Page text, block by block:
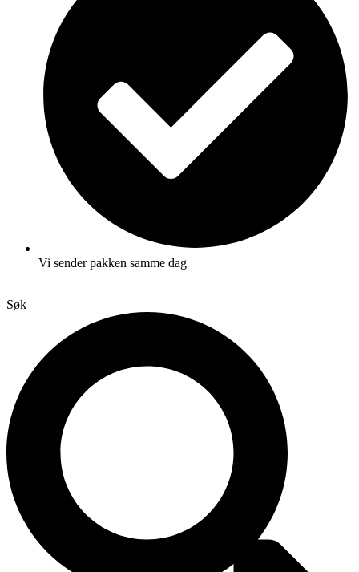
Vi sender pakken samme dag
Søk